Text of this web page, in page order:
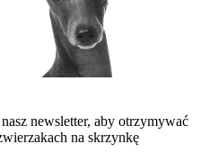
newsletter, aby otrzymywać
na skrzynkę